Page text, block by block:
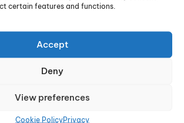
certain features and functions.
Accept
Deny
View preferences
Cookie PolicyPrivacy
per uso sanitario.
quella di avere sempre a
spesso proposta è quella di
scaldacqua elettrico o a gas,